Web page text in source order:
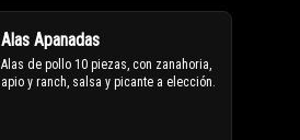
Alas Apanadas
Alas de pollo 10 piezas, con zanahoria,
apio y ranch, salsa y picante a elección.